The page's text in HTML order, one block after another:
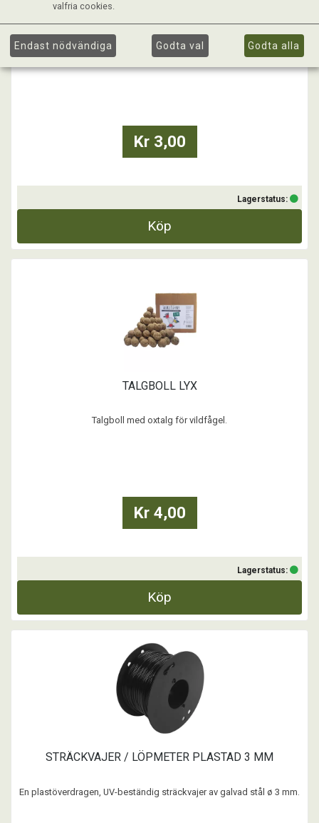
Kr 3,00
Lagerstatus:
Köp
TALGBOLL LYX
Talgboll med oxtalg för vildfågel.
Kr 4,00
Lagerstatus:
Köp
STRÄCKVAJER / LÖPMETER PLASTAD 3 MM
En plastöverdragen, UV-beständig sträckvajer av galvad stål ø 3 mm.
valfria cookies.
Endast nödvändiga Godta val Godta alla